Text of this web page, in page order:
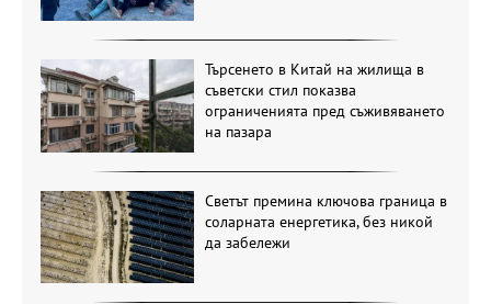
Търсенето в Китай на жилища в
съветски стил показва
ограниченията пред съживяването
на пазара
Светът премина ключова граница в
соларната енергетика, без никой
да забележи